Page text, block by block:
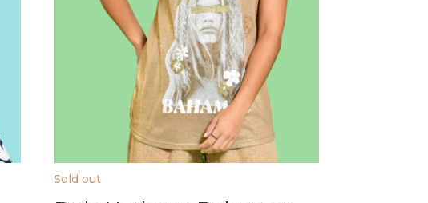
Sold out